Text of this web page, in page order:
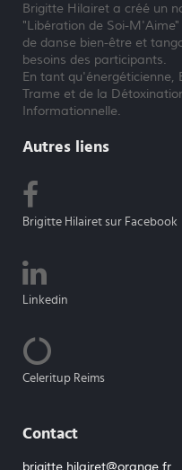
Brigitte Hilairet a créé un
"Libération de Soi-
de danse bien-être et
besoins des participants.
En tant
Trame et de la
Informationnelle.
Autres liens
Brigitte Hilairet sur Facebook
Linkedin
Celeritup Reims
Contact